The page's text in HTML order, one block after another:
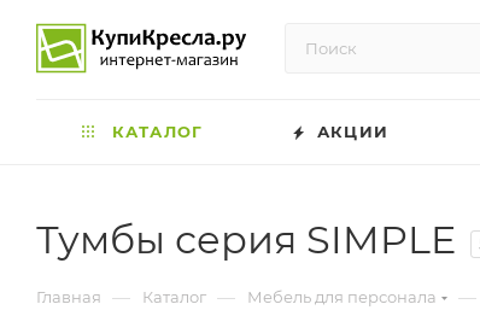
КАТАЛОГ АКЦИИ
Тумбы серия SIMPLE
Главная — Каталог — Мебель для персонала —